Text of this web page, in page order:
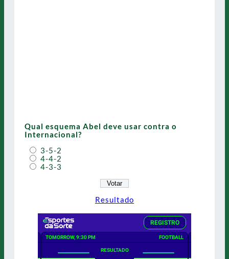
Qual esquema Abel deve usar contra o
Internacional?
3-5-2
4-4-2
4-3-3
Resultado